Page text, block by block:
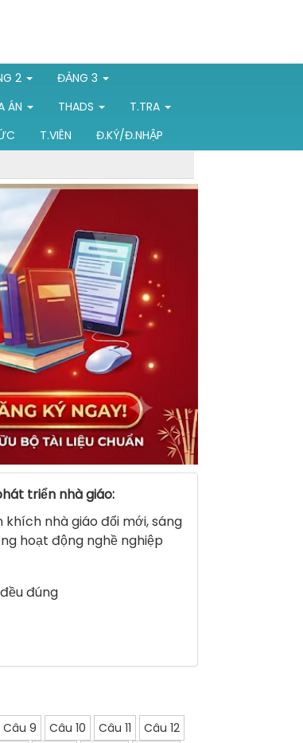
2
ĐẢNG 3
ÁN THADS
T.TRA
T.VIÊN
Đ.KÝ/Đ.NHẬP
triển nhà giáo:
khích nhà giáo đổi mới, sáng
hoạt động nghề nghiệp
đúng
Câu 9 Câu 10 Câu 11
Câu 12